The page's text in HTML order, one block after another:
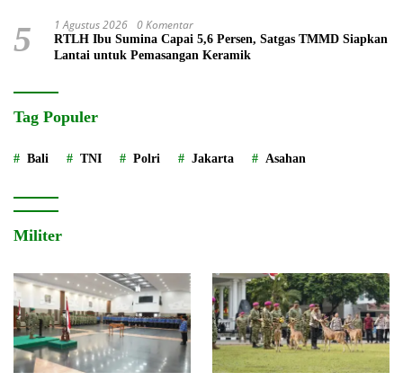
5 1 Agustus 2026 0 Komentar
RTLH Ibu Sumina Capai 5,6 Persen, Satgas TMMD Siapkan
Lantai untuk Pemasangan Keramik
Tag Populer
Bali TNI Polri Jakarta Asahan
Militer